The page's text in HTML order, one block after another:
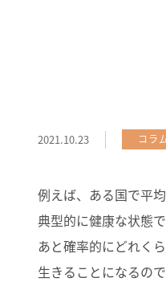
2021.10.23 コラ
例えば、ある国で平
典型的に健康な状態
あと確率的にどれく
生きることになるので